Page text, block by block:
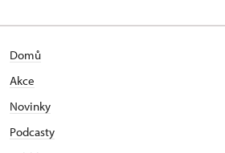
Domů
Akce
Novinky
Podcasty